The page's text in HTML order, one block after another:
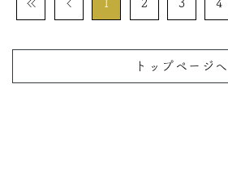
1 2 3 4
トップページへ